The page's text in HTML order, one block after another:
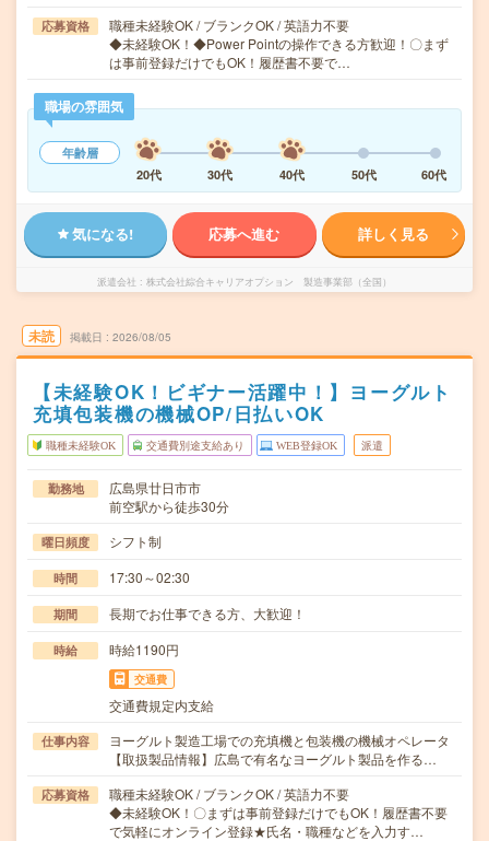
応募資格
職種未経験OK / ブランクOK / 英語力不要
◆未経験OK！◆Power Pointの操作できる方歓迎！〇まず
は事前登録だけでもOK！履歴書不要で…
職場の雰囲気
年齢層
20代
30代 40代 50代 60代
気になる! 応募へ進む 詳しく見る
派遣会社 株式会社綜合キャリアオプション 製造事業部（全国）
未読 掲載日 2026/08/05
【未経験OK！ビギナー活躍中！】ヨーグルト
充填包装機の機械OP/日払いOK
職種未経験OK 交通費別途支給あり WEB登録OK 派遣
勤務地
広島県廿日市市
前空駅から徒歩30分
曜日頻度 シフト制
時間 17:30～02:30
期間 長期でお仕事できる方、大歓迎！
時給 時給1190円
交通費
交通費規定内支給
仕事内容
ヨーグルト製造工場での充填機と包装機の機械オペレータ
【取扱製品情報】広島で有名なヨーグルト製品を作る…
応募資格
職種未経験OK / ブランクOK / 英語力不要
◆未経験OK！〇まずは事前登録だけでもOK！履歴書不要
で気軽にオンライン登録★氏名・職種などを入力す…